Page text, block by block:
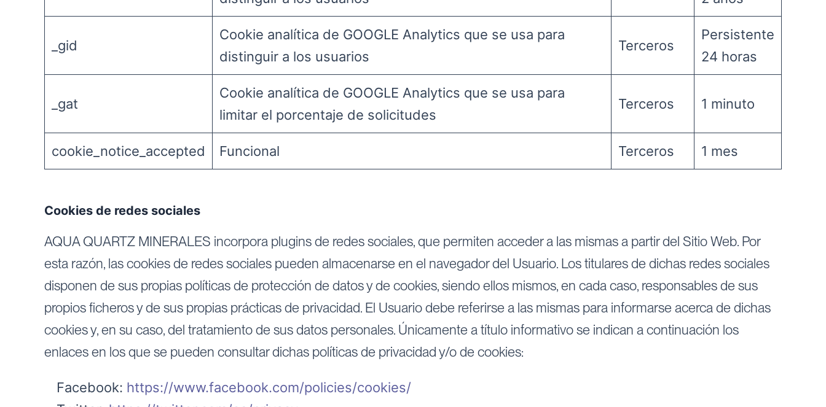
_gid
Cookie analítica de GOOGLE Analytics que se usa para
distinguir a los usuarios
Terceros
Persistente
24 horas
_gat
Cookie analítica de GOOGLE Analytics que se usa para
limitar el porcentaje de solicitudes
Terceros 1 minuto
cookie_notice_accepted Funcional Terceros 1 mes
Cookies de redes sociales
AQUA QUARTZ MINERALES incorpora plugins de redes sociales, que permiten acceder a las mismas a partir del Sitio Web. Por
esta razón, las cookies de redes sociales pueden almacenarse en el navegador del Usuario. Los titulares de dichas redes sociales
disponen de sus propias políticas de protección de datos y de cookies, siendo ellos mismos, en cada caso, responsables de sus
propios ficheros y de sus propias prácticas de privacidad. El Usuario debe referirse a las mismas para informarse acerca de dichas
cookies y, en su caso, del tratamiento de sus datos personales. Únicamente a título informativo se indican a continuación los
enlaces en los que se pueden consultar dichas políticas de privacidad y/o de cookies:
Facebook: https://www.facebook.com/policies/cookies/